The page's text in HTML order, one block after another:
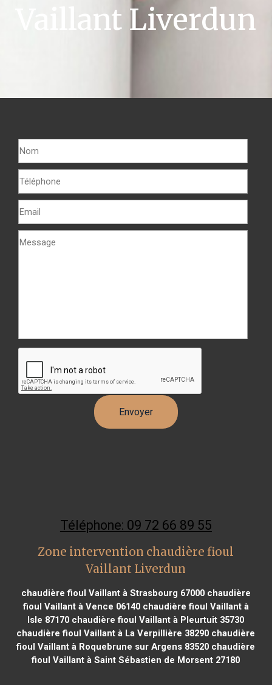
Vaillant Liverdun
Téléphone: 09 72 66 89 55
Zone intervention chaudière fioul
Vaillant Liverdun
chaudière fioul Vaillant à Strasbourg 67000chaudière
fioul Vaillant à Vence 06140chaudière fioul Vaillant à
Isle 87170 chaudière fioul Vaillant à Pleurtuit 35730
chaudière fioul Vaillant à La Verpillière 38290 chaudière
fioul Vaillant à Roquebrune sur Argens 83520 chaudière
fioul Vaillant à Saint Sébastien de Morsent 27180